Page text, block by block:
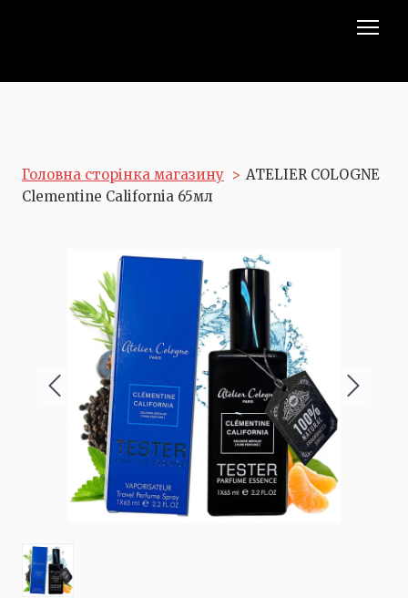
Головна сторінка магазину
ATELIER COLOGNE
Clementine California 65мл